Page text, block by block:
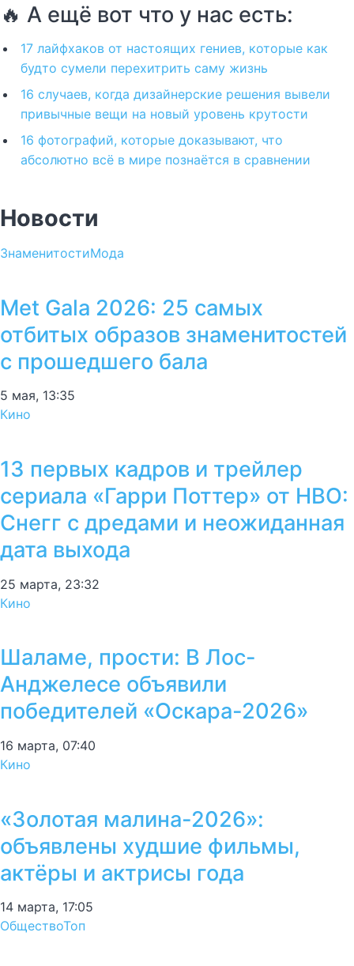
🔥 А ещё вот что у нас есть:
17 лайфхаков от настоящих гениев, которые как
будто сумели перехитрить саму жизнь
16 случаев, когда дизайнерские решения вывели
привычные вещи на новый уровень крутости
16 фотографий, которые доказывают, что
абсолютно всё в мире познаётся в сравнении
Новости
ЗнаменитостиМода
Met Gala 2026: 25 самых
отбитых образов знаменитостей
с прошедшего бала
5 мая, 13:35
Кино
13 первых кадров и трейлер
сериала «Гарри Поттер» от HBO:
Снегг с дредами и неожиданная
дата выхода
25 марта, 23:32
Кино
Шаламе, прости: В Лос-
Анджелесе объявили
победителей «Оскара-2026»
16 марта, 07:40
Кино
«Золотая малина-2026»:
объявлены худшие фильмы,
актёры и актрисы года
14 марта, 17:05
ОбществоТоп